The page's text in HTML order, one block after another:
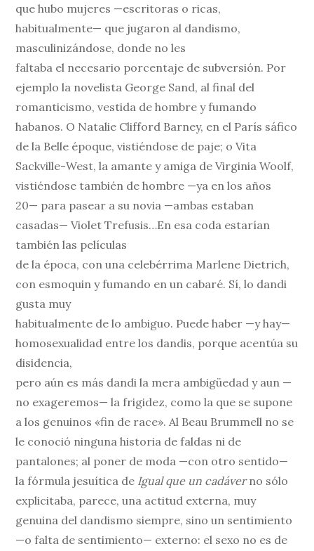
que hubo mujeres —escritoras o ricas,
habitualmente— que jugaron al dandismo,
masculinizándose, donde no les
faltaba el necesario porcentaje de subversión. Por
ejemplo la novelista George Sand, al final del
romanticismo, vestida de hombre y fumando
habanos. O Natalie Clifford Barney, en el París sáfico
de la Belle époque, vistiéndose de paje; o Vita
Sackville-West, la amante y amiga de Virginia Woolf,
vistiéndose también de hombre —ya en los años
20— para pasear a su novia —ambas estaban
casadas— Violet Trefusis…En esa coda estarían
también las películas
de la época, con una celebérrima Marlene Dietrich,
con esmoquin y fumando en un cabaré. Sí, lo dandi
gusta muy
habitualmente de lo ambiguo. Puede haber —y hay—
homosexualidad entre los dandis, porque acentúa su
disidencia,
pero aún es más dandi la mera ambigüedad y aun —
no exageremos— la frigidez, como la que se supone
a los genuinos «fin de race». Al Beau Brummell no se
le conoció ninguna historia de faldas ni de
pantalones; al poner de moda —con otro sentido—
la fórmula jesuítica de Igual que un cadáverno sólo
explicitaba, parece, una actitud externa, muy
genuina del dandismo siempre, sino un sentimiento
—o falta de sentimiento— externo: el sexo no es de